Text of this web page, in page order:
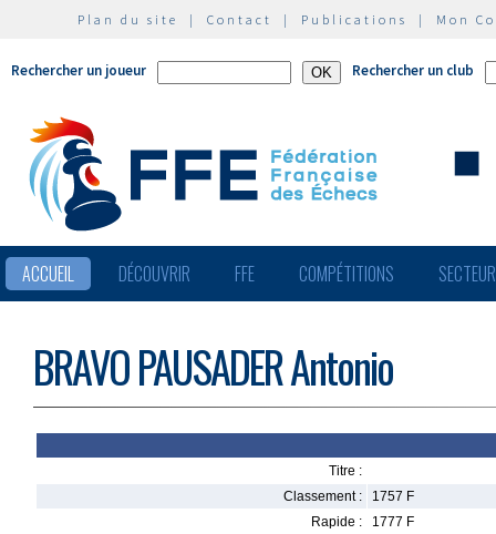
Plan du site | Contact | Publications | Mon
Rechercher un joueur Rechercher un club
ACCUEIL DÉCOUVRIR FFE COMPÉTITIONS
BRAVO PAUSADER Antonio
Titre :
Classement :
1757 F
Rapide :
1777 F